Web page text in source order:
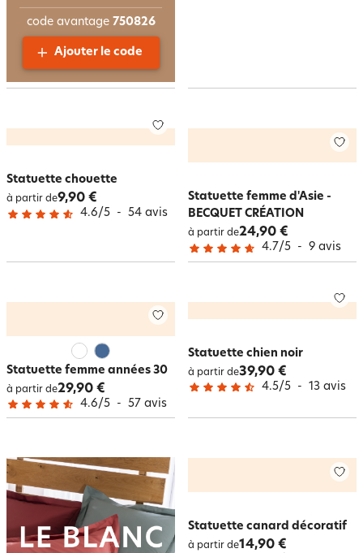
Statuette chouette
à partir de9,90 €
4.6/5 - 54 avis
Statuette femme d'Asie -
BECQUET CRÉATION
à partir de24,90 €
4.7/5 - 9 avis
Statuette femme années 30
à partir de29,90 €
4.6/5 - 57 avis
Statuette chien noir
à partir de39,90 €
4.5/5 - 13 avis
Statuette canard décoratif
à partir de14,90 €
code avantage 750826
Ajouter le code